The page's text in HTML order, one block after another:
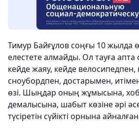
Тимур Байғұлов соңғы 10 жылда
елестете алмайды. Ол тауға
кейде жаяу, кейде велосипедпен,
сноубордпен, достарымен,
өзі. Шыңдар оның жұмысына,
демалысына, шабыт көзіне әрі
түсіретін сүйікті орнына